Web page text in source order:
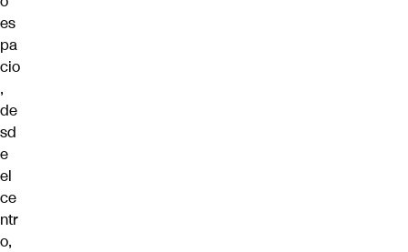
es
pa
cio
,
de
sd
e
el
ce
ntr
o,